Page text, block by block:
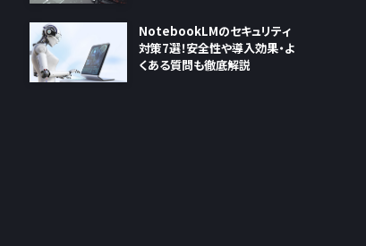
NotebookLMのセキュリティ
対策7選！安全性や導入効果・よ
くある質問も徹底解説